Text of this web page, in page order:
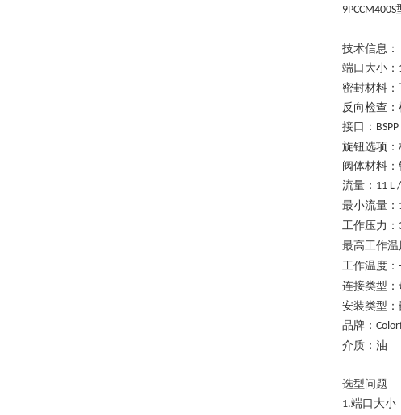
9PCCM400S
技术信息：
端口大小：
密封材料：
反向检查：
接口： BSPP
旋钮选项：
阀体材料：
流量 ： 11 L
最小流量 ：
工作压力：
最高工作温
工作温度：
连接类型：
安装类型
品牌：
介质：油
选型问题
1.端口大小